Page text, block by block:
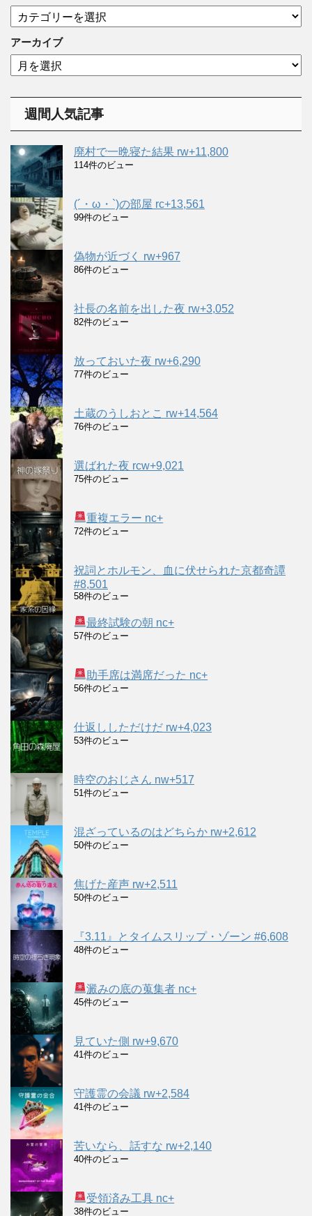
テ
ゴ
リ
ー
アーカイブ
ア
ー
週間人気記事
廃村で一晩寝た結果 rw+11,800
114件のビュー
(´・ω・`)の部屋 rc+13,561
99件のビュー
偽物が近づく rw+967
86件のビュー
社長の名前を出した夜 rw+3,052
82件のビュー
放っておいた夜 rw+6,290
77件のビュー
土蔵のうしおとこ rw+14,564
76件のビュー
選ばれた夜 rcw+9,021
75件のビュー
重複エラー nc+
72件のビュー
祝詞とホルモン、血に伏せられた京都奇譚
#8,501
58件のビュー
最終試験の朝 nc+
57件のビュー
助手席は満席だった nc+
56件のビュー
仕返ししただけだ rw+4,023
53件のビュー
時空のおじさん nw+517
51件のビュー
混ざっているのはどちらか rw+2,612
50件のビュー
焦げた産声 rw+2,511
50件のビュー
『3.11』とタイムスリップ・ゾーン #6,608
48件のビュー
澱みの底の蒐集者 nc+
45件のビュー
見ていた側 rw+9,670
41件のビュー
守護霊の会議 rw+2,584
41件のビュー
苦いなら、話すな rw+2,140
40件のビュー
受領済み工具 nc+
38件のビュー